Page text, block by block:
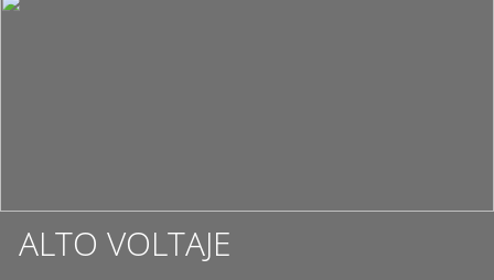
ALTO VOLTAJE